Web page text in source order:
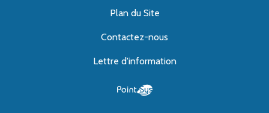
Plan du Site
Contactez-nous
Lettre d'information